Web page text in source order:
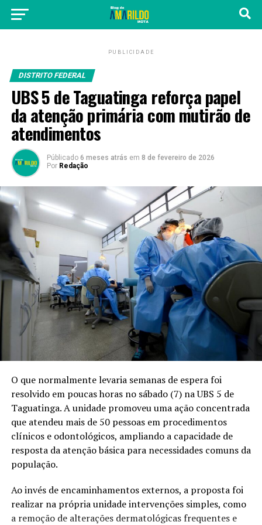
PUBLICIDADE
DISTRITO FEDERAL
UBS 5 de Taguatinga reforça papel
da atenção primária com mutirão de
atendimentos
Públicado 6 meses atrás em 8 de fevereiro de 2026
Por Redação
O que normalmente levaria semanas de espera foi
resolvido em poucas horas no sábado (7) na UBS 5 de
Taguatinga. A unidade promoveu uma ação concentrada
que atendeu mais de 50 pessoas em procedimentos
clínicos e odontológicos, ampliando a capacidade de
resposta da atenção básica para necessidades comuns da
população.
Ao invés de encaminhamentos externos, a proposta foi
realizar na própria unidade intervenções simples, como
a remoção de alterações dermatológicas frequentes e